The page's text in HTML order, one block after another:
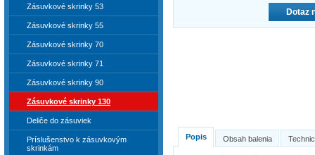
Dotaz
Popis Obsah balenia
Zásuvkové skrinky 53
Zásuvkové skrinky 55
Zásuvkové skrinky 70
Zásuvkové skrinky 71
Zásuvkové skrinky 90
Zásuvkové skrinky 130
Deliče do zásuviek
Príslušenstvo k zásuvkovým
skrinkám